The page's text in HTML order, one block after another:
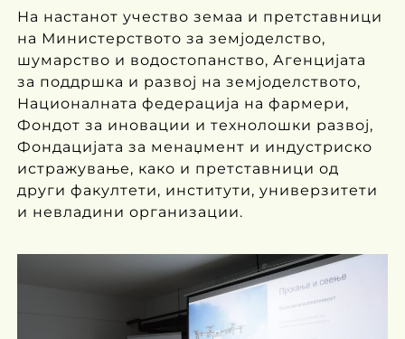
На настанот учество земаа и претставници
на Министерството за земјоделство,
шумарство и водостопанство, Агенцијата
за поддршка и развој на земјоделството,
Националната федерација на фармери,
Фондот за иновации и технолошки развој,
Фондацијата за менаџмент и индустриско
истражување, како и претставници од
други факултети, институти, универзитети
и невладини организации.